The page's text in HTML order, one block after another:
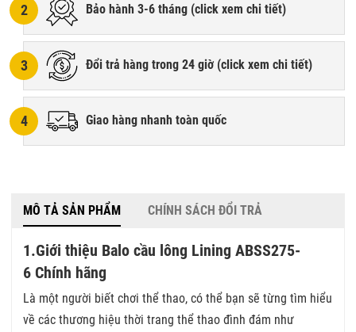
2 Bảo hành 3-6 tháng (click xem chi tiết)
3 Đổi trả hàng trong 24 giờ (click xem chi tiết)
4 Giao hàng nhanh toàn quốc
MÔ TẢ SẢN PHẨM CHÍNH SÁCH ĐỔI TRẢ
1.Giới thiệu Balo cầu lông Lining ABSS275-
6 Chính hãng
Là một người biết chơi thể thao, có thể bạn sẽ từng tìm hiểu
về các thương hiệu thời trang thể thao đình đám như